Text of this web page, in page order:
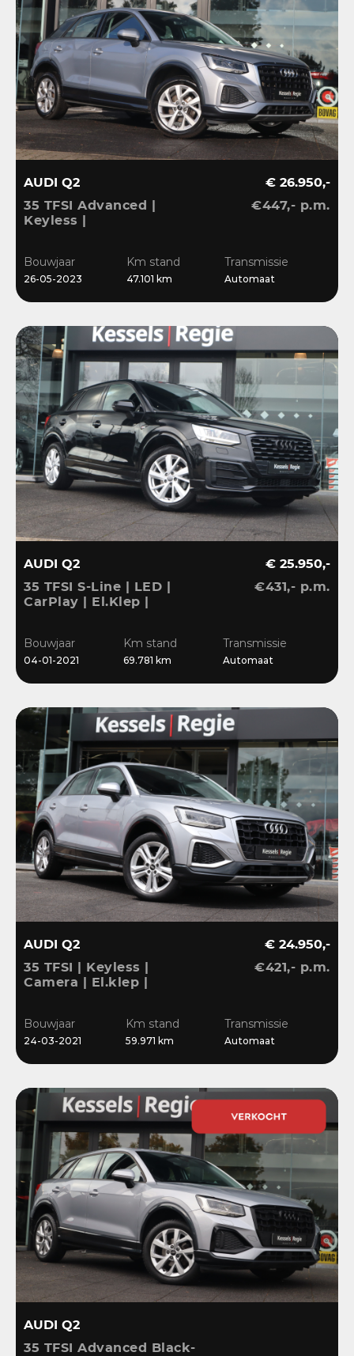
AUDI Q2
35 TFSI Advanced |
Keyless |
Navi | Sensoren | 17”
€ 26.950,-
€447,- p.m.
Bouwjaar
26-05-2023
Km stand
47.101 km
Transmissie
Automaat
AUDI Q2
35 TFSI S-Line | LED |
CarPlay | El.Klep |
€ 25.950,-
€431,- p.m.
Bouwjaar
04-01-2021
Km stand
69.781 km
Transmissie
Automaat
AUDI Q2
35 TFSI | Keyless |
Camera | El.klep |
€ 24.950,-
€421,- p.m.
Bouwjaar
24-03-2021
Km stand
59.971 km
Transmissie
Automaat
AUDI Q2
35 TFSI Advanced Black-